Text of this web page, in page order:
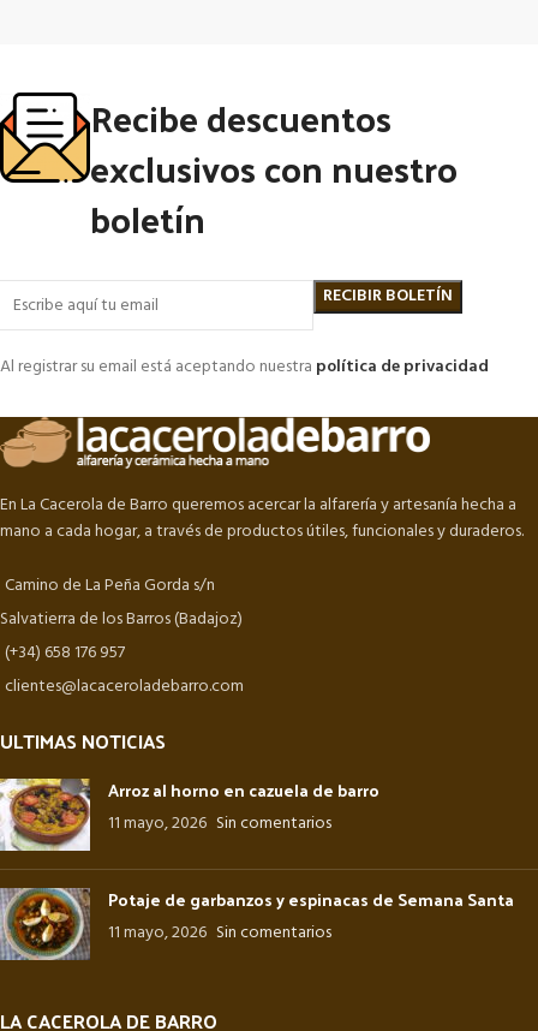
Recibe descuentos
exclusivos con nuestro
boletín
Al registrar su email está aceptando nuestra política de privacidad
En La Cacerola de Barro queremos acercar la alfarería y artesanía hecha a
mano a cada hogar, a través de productos útiles, funcionales y duraderos.
Camino de La Peña Gorda s/n
Salvatierra de los Barros (Badajoz)
(+34) 658 176 957
clientes@lacaceroladebarro.com
ULTIMAS NOTICIAS
Arroz al horno en cazuela de barro
11 mayo, 2026 Sin comentarios
Potaje de garbanzos y espinacas de Semana Santa
11 mayo, 2026 Sin comentarios
LA CACEROLA DE BARRO